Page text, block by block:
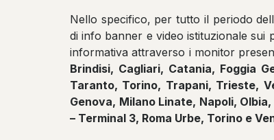
Nello specifico, per tutto il periodo
di info banner e video istituzionale sui
informativa attraverso i monitor
Brindisi, Cagliari, Catania, Foggia
Taranto, Torino, Trapani, Trieste,
Genova, Milano Linate, Napoli,
– Terminal 3, Roma Urbe, Torino e